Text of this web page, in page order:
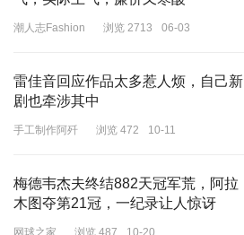
潮人志Fashion 浏览 2713 06-03
雷佳音回应作品太多惹人烦，自己新
剧也牵涉其中
手工制作阿歼 浏览 472 10-11
梅德韦杰夫终结882天冠军荒，阿拉
木图夺第21冠，一纪录让人惊讶
网球之家 浏览 487 10-20